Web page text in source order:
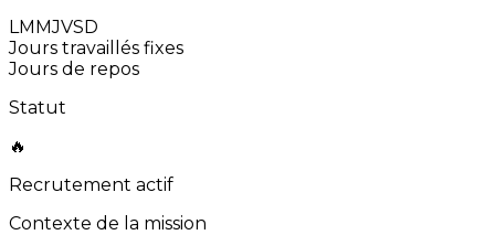
LMMJVSD
Jours travaillés fixes
Jours de repos
Statut
🔥
Recrutement actif
Contexte de la mission